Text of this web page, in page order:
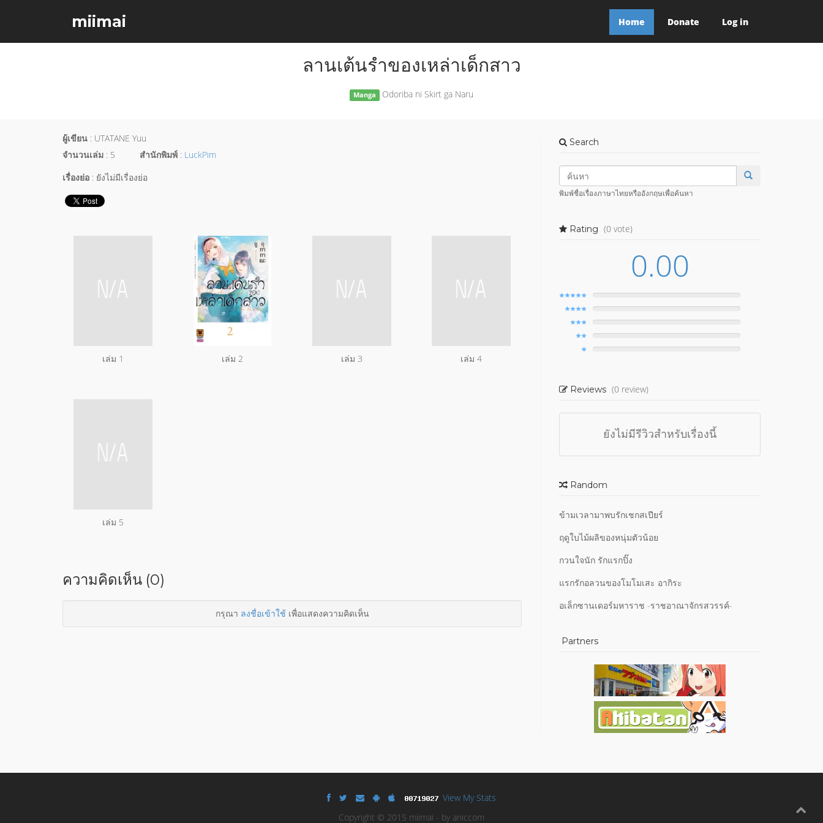
miimai Home Donate Log in
ลานเต้นรำของเหล่าเด็กสาว
Manga Odoriba ni Skirt ga Naru
ผู้เขียน : UTATANE Yuu
จำนวนเล่ม : 5 สำนักพิมพ์ : LuckPim
เรื่องย่อ : ยังไม่มีเรื่องย่อ
เล่ม 1 เล่ม 2 เล่ม 3 เล่ม 4
เล่ม 5
ความคิดเห็น (0)
กรุณา ลงชื่อเข้าใช้เพื่อแสดงความคิดเห็น
Search
พิมพ์ชื่อเรื่องภาษาไทยหรืออังกฤษเพื่อค้นหา
Rating (0 vote)
0.00
Reviews (0 review)
ยังไม่มีรีวิวสำหรับเรื่องนี้
Random
ข้ามเวลามาพบรักเชกสเปียร์
ฤดูใบไม้ผลิของหนุ่มตัวน้อย
กวนใจนัก รักแรกปิ๊ง
แรกรักอลวนของโมโมเสะ อากิระ
อเล็กซานเดอร์มหาราช -ราชอาณาจักรสวรรค์-
Partners
View My Stats
Copyright © 2015 miimai - by aniccom